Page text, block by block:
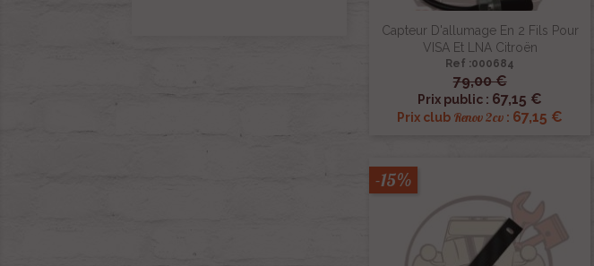
Capteur D'allumage En 2 Fils Pour
VISA Et LNA Citroën
Ref :000684
79,00 €
Prix public : 67,15 €
Prix club Renov 2cv : 67,15 €
 Aperçu rapide
-15%